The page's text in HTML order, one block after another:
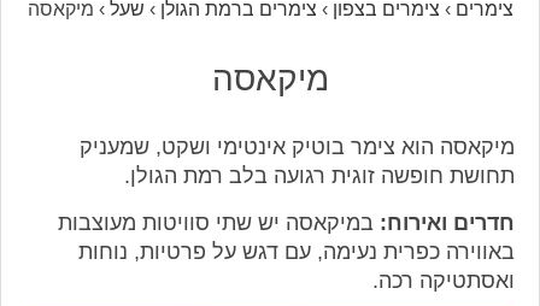
צימרים › צימרים בצפון › צימרים ברמת הגולן › שעל › מיקאסה
מיקאסה
מיקאסה הוא צימר בוטיק אינטימי ושקט, שמעניק
תחושת חופשה זוגית רגועה בלב רמת הגולן.
חדרים ואירוח: במיקאסה יש שתי סוויטות מעוצבות
באווירה כפרית נעימה, עם דגש על פרטיות, נוחות
ואסתטיקה רכה.